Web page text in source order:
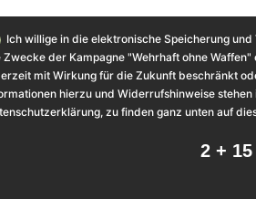
Ich willige in die elektronische Speicherung
Zwecke der Kampagne "Wehrhaft ohne Waffen"
mit Wirkung für die Zukunft beschränkt
hierzu und Widerrufshinweise stehen
zu finden ganz unten auf
2 + 15